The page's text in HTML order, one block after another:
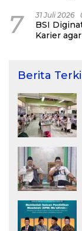
7 31 Juli 2026
BSI
Karier
Berita